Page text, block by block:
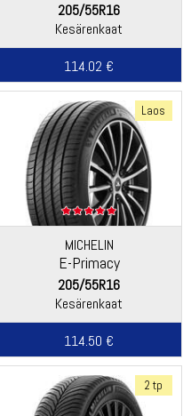
205/55R16
Kesärenkaat
114.02 €
Laos
MICHELIN
E-Primacy
205/55R16
Kesärenkaat
114.50 €
2 tp